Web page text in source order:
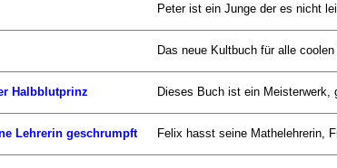
Peter ist ein Junge der es nicht
Das neue Kultbuch für alle
Halbblutprinz Dieses Buch ist ein Meisterwerk,
Lehrerin geschrumpft Felix hasst seine Mathelehrerin,